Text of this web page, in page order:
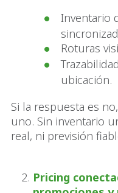
Inventario
Roturas
ubicación.
Si la respuesta es
uno. Sin inventario
real, ni previsión
Pricing